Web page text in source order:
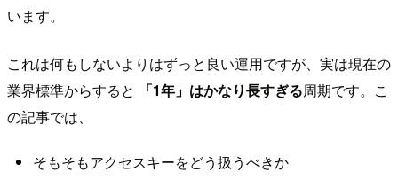
います。
これは何もしないよりはずっと良い運用ですが、実は現在の
業界標準からすると
「1年」はかなり長すぎる周期です。こ
の記事では、
そもそもアクセスキーをどう扱うべきか